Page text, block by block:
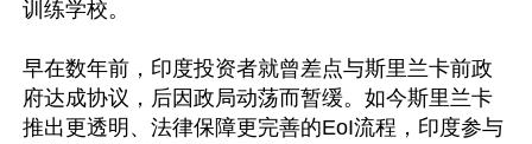
训练学校。
早在数年前，印度投资者就曾差点与斯里兰卡前政
府达成协议，后因政局动荡而暂缓。如今斯里兰卡
推出更透明、法律保障更完善的EoI流程，印度参与